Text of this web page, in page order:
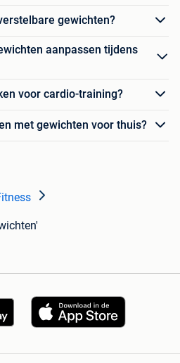
gewichten?
aanpassen tijdens
voor cardio-training?
met gewichten voor thuis?